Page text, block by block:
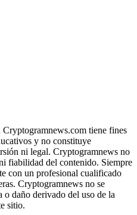
tiene fines
y no constituye
ni legal. Cryptogramnews no
fiabilidad del contenido. Siempre
con un profesional cualificado
Cryptogramnews no se
o daño derivado del uso de la
sitio.